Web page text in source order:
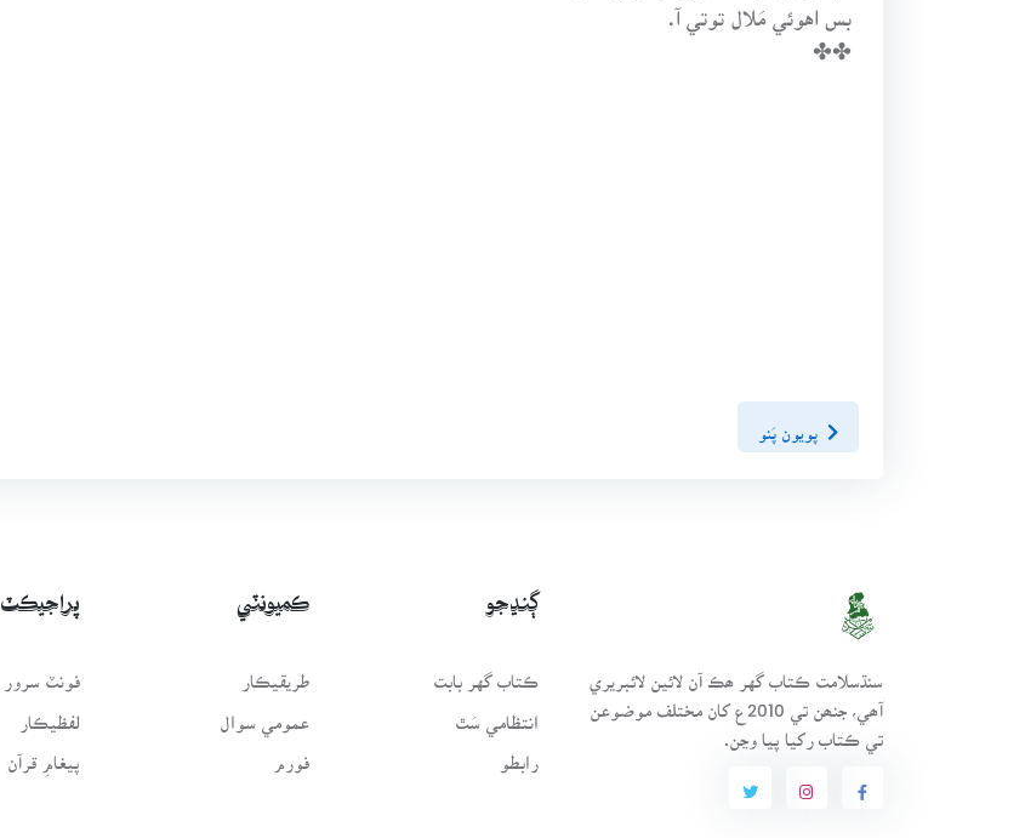
بس اهوئي مَلال توتي آ.
✤✤
پويون پَنو
سنڌسلامت ڪتاب گهر ھڪ آن لائين لائبريري
آھي، جنھن تي 2010ع کان مختلف موضوعن
تي ڪتاب رکيا پيا وڃن.
ڳنڍجو
ڪتاب گهر بابت
انتظامي سَٿ
رابطو
ڪميونٽي
طريقيڪار
عمومي سوال
فورم
پراجيڪٽ
فونٽ سرور
لفظيڪار
پيغامِ قرآن